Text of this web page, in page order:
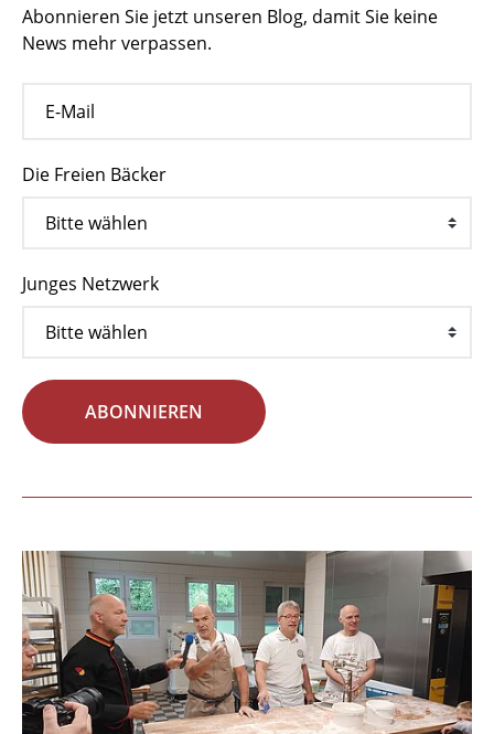
Abonnieren Sie jetzt unseren Blog, damit Sie keine
News mehr verpassen.
Die Freien Bäcker
Junges Netzwerk
ABONNIEREN